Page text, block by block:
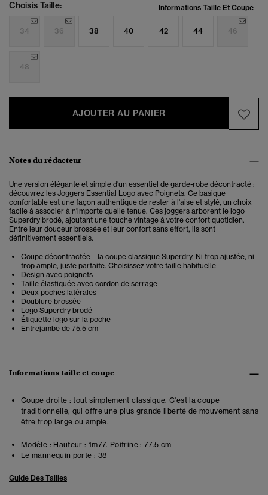
Choisis Taille: Informations Taille Et Coupe
34 36 38 40 42 44 46
48
AJOUTER AU PANIER
Notes du rédacteur
Une version élégante et simple d'un essentiel de garde-robe décontracté :
découvrez les Joggers Essential Logo avec Poignets. Ce basique
confortable est une façon authentique de rester à l'aise et stylé, un choix
facile à associer à n'importe quelle tenue. Ces joggers arborent le logo
Superdry brodé, ajoutant une touche vintage à votre confort quotidien.
Entre leur douceur brossée et leur confort sans effort, ils sont
définitivement essentiels.
Coupe décontractée – la coupe classique Superdry. Ni trop ajustée, ni
trop ample, juste parfaite. Choisissez votre taille habituelle
Design avec poignets
Taille élastiquée avec cordon de serrage
Deux poches latérales
Doublure brossée
Logo Superdry brodé
Étiquette logo sur la poche
Entrejambe de 75,5 cm
Informations taille et coupe
Coupe droite : tout simplement classique. C'est la coupe
traditionnelle, qui offre une plus grande liberté de mouvement sans
être trop large ou ample.
Modèle : Hauteur : 1m77. Poitrine : 77.5 cm
Le mannequin porte : 38
Guide Des Tailles